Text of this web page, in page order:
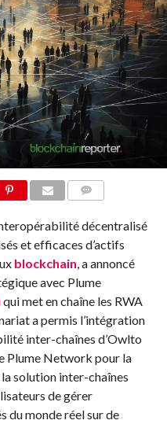
décentralisé
et efficaces d’actifs
blockchain, a annoncé
avec Plume
qui met en chaîne les RWA
a permis l’intégration
inter-chaînes d’Owlto
Plume Network pour la
solution inter-chaînes
de gérer
du monde réel sur de